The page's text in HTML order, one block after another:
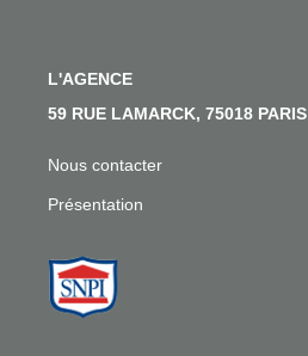
L'AGENCE
59 RUE LAMARCK, 75018 PARIS
Nous contacter
Présentation